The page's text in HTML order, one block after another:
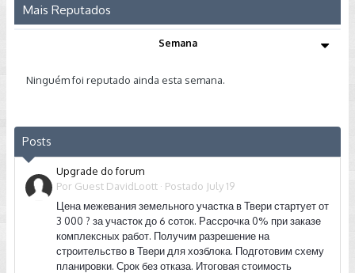
Mais Reputados
Semana
Ninguém foi reputado ainda esta semana.
Posts
Upgrade do forum
Por Guest DavidLoott · Postado July 19
Цена межевания земельного участка в Твери стартует от
3 000 ? за участок до 6 соток. Рассрочка 0% при заказе
комплексных работ. Получим разрешение на
строительство в Твери для хозблока. Подготовим схему
планировки. Срок без отказа. Итоговая стоимость